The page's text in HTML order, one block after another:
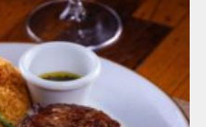
e Batatas